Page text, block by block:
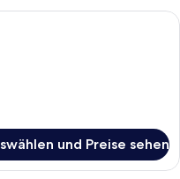
Hotelzimmer mit einem Bett,
und Preise sehen